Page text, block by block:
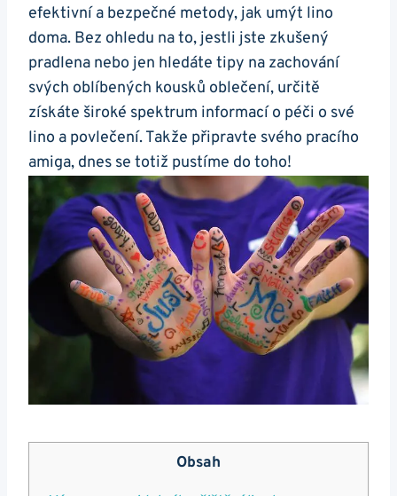
efektivní a bezpečné metody, jak umýt lino
doma. Bez ohledu na to, jestli jste zkušený
pradlena nebo jen hledáte tipy na zachování
svých oblíbených kousků oblečení, určitě
získáte široké spektrum informací o péči o své
lino a povlečení. Takže připravte svého pracího
amiga, dnes se totiž pustíme do toho!
Obsah